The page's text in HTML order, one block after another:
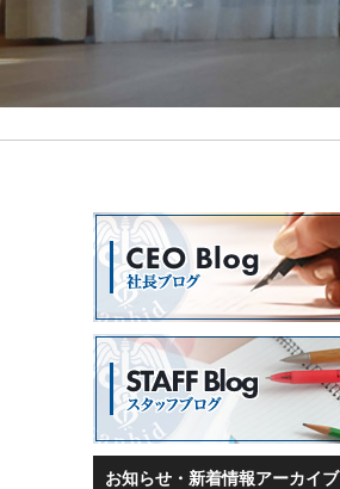
お知らせ・新着情報アーカイブ